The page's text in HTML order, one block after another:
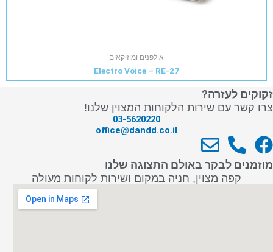
אולפנים ומוזיקאים
Electro Voice – RE-27
זקוקים לעזרה?
צרו קשר עם שירות הלקוחות המצוין שלנו!
03-5620220
office@dandd.co.il
F
a
P
h
o
E
n
v
מוזמנים לבקר באולם התצוגה שלנו
קפה מצוין, חניה במקום ושירות לקוחות מעולה